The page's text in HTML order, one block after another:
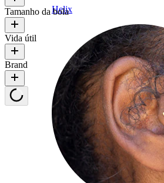
Helix
Tamanho da bola
Vida útil
Brand